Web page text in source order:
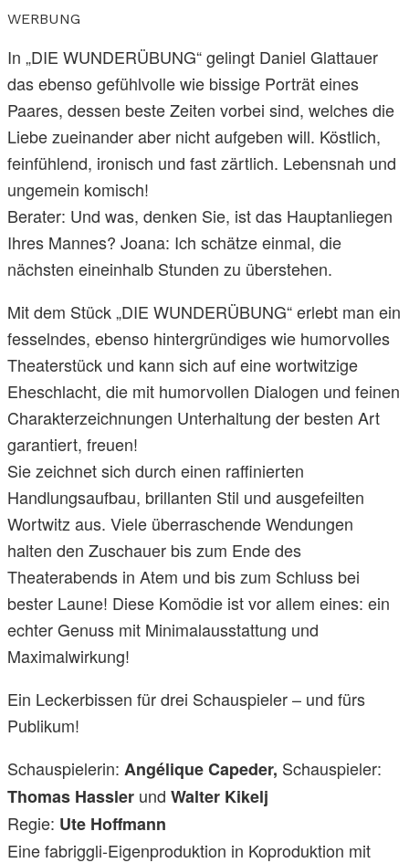
WERBUNG
In „DIE WUNDERÜBUNG“ gelingt Daniel Glattauer
das ebenso gefühlvolle wie bissige Porträt eines
Paares, dessen beste Zeiten vorbei sind, welches die
Liebe zueinander aber nicht aufgeben will. Köstlich,
feinfühlend, ironisch und fast zärtlich. Lebensnah und
ungemein komisch!
Berater: Und was, denken Sie, ist das Hauptanliegen
Ihres Mannes? Joana: Ich schätze einmal, die
nächsten eineinhalb Stunden zu überstehen.
Mit dem Stück „DIE WUNDERÜBUNG“ erlebt man ein
fesselndes, ebenso hintergründiges wie humorvolles
Theaterstück und kann sich auf eine wortwitzige
Eheschlacht, die mit humorvollen Dialogen und feinen
Charakterzeichnungen Unterhaltung der besten Art
garantiert, freuen!
Sie zeichnet sich durch einen raffinierten
Handlungsaufbau, brillanten Stil und ausgefeilten
Wortwitz aus. Viele überraschende Wendungen
halten den Zuschauer bis zum Ende des
Theaterabends in Atem und bis zum Schluss bei
bester Laune! Diese Komödie ist vor allem eines: ein
echter Genuss mit Minimalausstattung und
Maximalwirkung!
Ein Leckerbissen für drei Schauspieler – und fürs
Publikum!
Schauspielerin: Angélique Capeder, Schauspieler:
Thomas Hassler und Walter Kikelj
Regie: Ute Hoffmann
Eine fabriggli-Eigenproduktion in Koproduktion mit